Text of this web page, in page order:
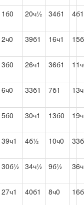
1б0 20ч½ 34б1 4б1
2ч0 39б1 16ч1
3б0 26ч1 36б1
6ч0 33б1 7б1
5б0 30ч1 13б0
39ч1 4б½ 10ч0
30б½ 34ч½ 9б½
27ч1 40б1 8ч0